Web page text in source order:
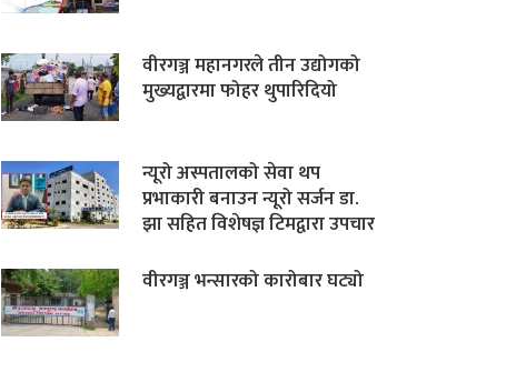
वीरगञ्ज महानगरले तीन उद्योगको
मुख्यद्वारमा फोहर थुपारिदियो
न्यूरो अस्पतालको सेवा थप
प्रभाकारी बनाउन न्यूरो सर्जन डा.
झा सहित विशेषज्ञ टिमद्वारा उपचार
वीरगञ्ज भन्सारको कारोबार घट्यो